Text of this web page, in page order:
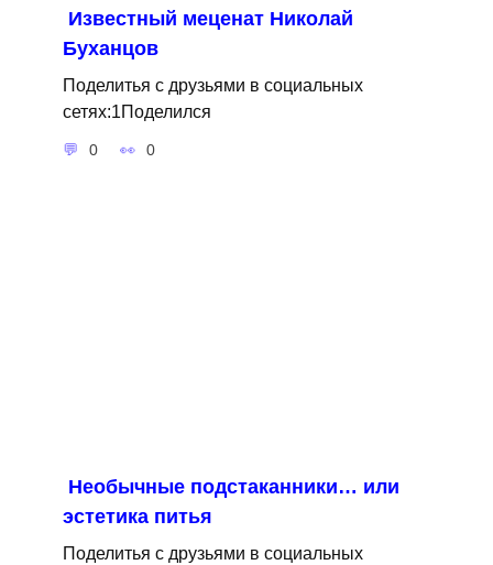
Известный меценат Николай
Буханцов
Поделитья с друзьями в социальных
сетях:1Поделился
0 0
Необычные подстаканники… или
эстетика питья
Поделитья с друзьями в социальных